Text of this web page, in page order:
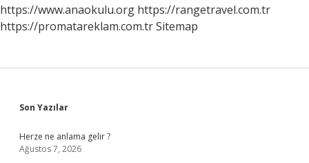
https://www.anaokulu.org https://rangetravel.com.tr
https://promatareklam.com.trSitemap
Sidebar
Son Yazılar
Herze ne anlama gelir ?
Ağustos 7, 2026